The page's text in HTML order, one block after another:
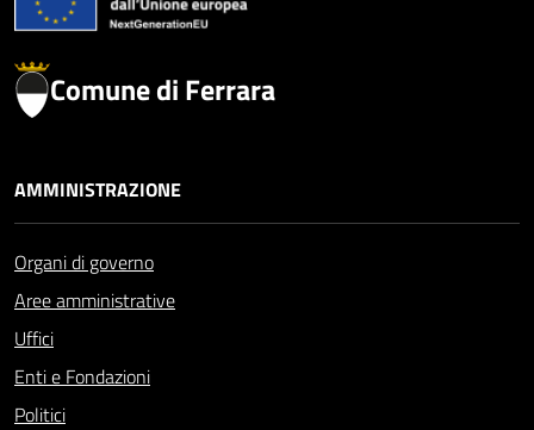
Comune di Ferrara
AMMINISTRAZIONE
Organi di governo
Aree amministrative
Uffici
Enti e Fondazioni
Politici